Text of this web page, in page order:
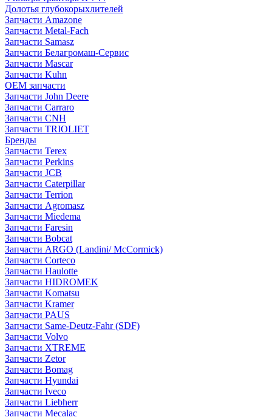
Долотья глубокорыхлителей
Запчасти Amazone
Запчасти Metal-Fach
Запчасти Samasz
Запчасти Белагромаш-Сервис
Запчасти Mascar
Запчасти Kuhn
OEM запчасти
Запчасти John Deere
Запчасти Carraro
Запчасти CNH
Запчасти TRIOLIET
Бренды
Запчасти Terex
Запчасти Perkins
Запчасти JCB
Запчасти Caterpillar
Запчасти Terrion
Запчасти Agromasz
Запчасти Miedema
Запчасти Faresin
Запчасти Bobcat
Запчасти ARGO (Landini/ McCormick)
Запчасти Corteco
Запчасти Haulotte
Запчасти HIDROMEK
Запчасти Komatsu
Запчасти Kramer
Запчасти PAUS
Запчасти Same-Deutz-Fahr (SDF)
Запчасти Volvo
Запчасти XTREME
Запчасти Zetor
Запчасти Bomag
Запчасти Hyundai
Запчасти Iveco
Запчасти Liebherr
Запчасти Mecalac